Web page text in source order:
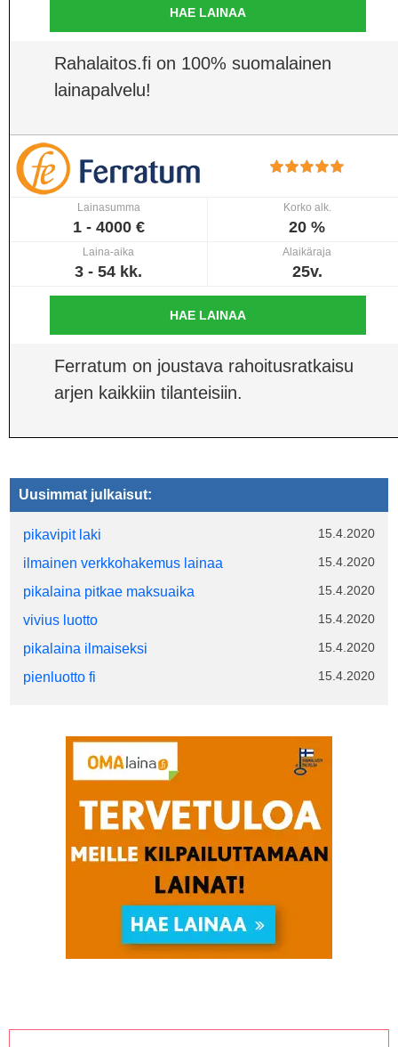
HAE LAINAA
Rahalaitos.fi on 100% suomalainen
lainapalvelu!
Lainasumma
1 - 4000 €
Korko alk.
20 %
Laina-aika
3 - 54 kk.
Alaikäraja
25v.
HAE LAINAA
Ferratum on joustava rahoitusratkaisu
arjen kaikkiin tilanteisiin.
Uusimmat julkaisut:
pikavipit laki 15.4.2020
ilmainen verkkohakemus lainaa 15.4.2020
pikalaina pitkae maksuaika 15.4.2020
vivius luotto 15.4.2020
pikalaina ilmaiseksi 15.4.2020
pienluotto fi 15.4.2020